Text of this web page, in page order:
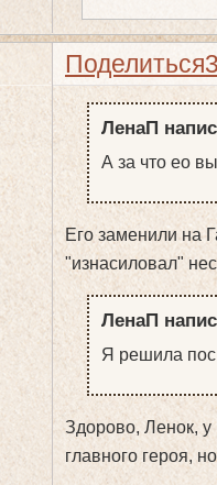
Поделиться
ЛенаП
А за что ео
Его заменили на
"изнасиловал"
ЛенаП
Я решила
Здорово, Ленок,
главного героя,